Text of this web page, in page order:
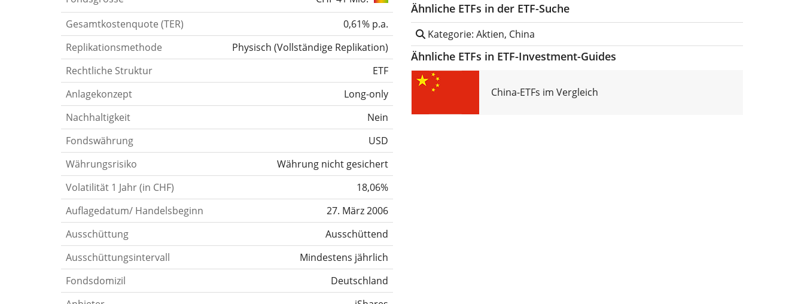
Gesamtkostenquote (TER)
0,61% p.a.
Replikationsmethode
Physisch (Vollständige Replikation)
Rechtliche Struktur
ETF
Anlagekonzept
Long-only
Nachhaltigkeit
Nein
Fondswährung
USD
Währungsrisiko
Währung nicht gesichert
Volatilität 1 Jahr (in CHF)
18,06%
Auflagedatum/ Handelsbeginn
27. März 2006
Ausschüttung
Ausschüttend
Ausschüttungsintervall
Mindestens jährlich
Fondsdomizil
Deutschland
Ähnliche ETFs in der ETF-Suche
Kategorie: Aktien, China
Ähnliche ETFs in ETF-Investment-Guides
China-ETFs im Vergleich